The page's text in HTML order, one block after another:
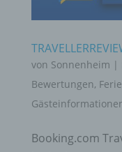
von Sonnenheim |
Bewertungen,
Booking.com